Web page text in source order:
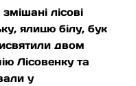
лісові
ялицю білу, бук
двом
Лісовенку та
у